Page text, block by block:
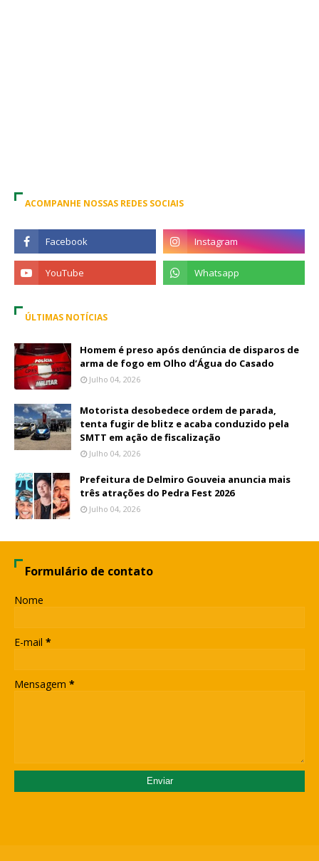
ACOMPANHE NOSSAS REDES SOCIAIS
ÚLTIMAS NOTÍCIAS
Homem é preso após denúncia de disparos de
arma de fogo em Olho d’Água do Casado
Julho 04, 2026
Motorista desobedece ordem de parada,
tenta fugir de blitz e acaba conduzido pela
SMTT em ação de fiscalização
Julho 04, 2026
Prefeitura de Delmiro Gouveia anuncia mais
três atrações do Pedra Fest 2026
Julho 04, 2026
Formulário de contato
Nome
E-mail *
Mensagem *